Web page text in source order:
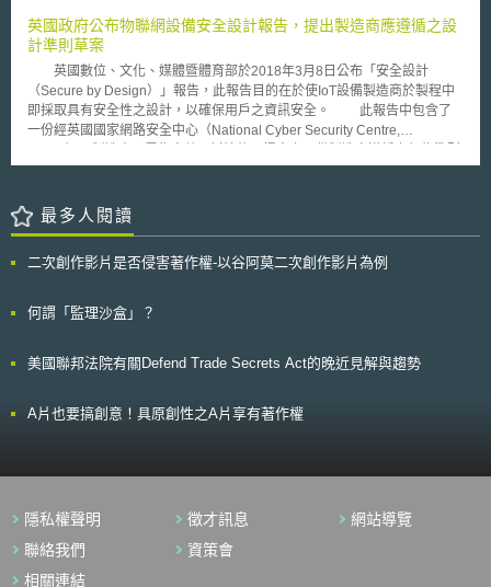
為五項領域，包括: 發展過程與結果、整合巨量資料與ICT解決模式、將基礎
轉為臨床研究、將研發鏈結市場、以及形成延續性的醫療照護體系。未來，
一部分的施行願景。
檢驗局（Food Safety and Inspection Service, FSIS）使用平台上其他單位
的資料，來追蹤肉品加工廠的狀況。 CDO Council於去（2020）年10
月成立了一個資料共享工作小組（Data Sharing Working Group），負責研
究聯邦政府各機關間資料共享的使用案例，希望透過這樣的努力，強化聯邦
政府的資料治理，產生高品質與即時性的資料，以此作為政府的決策依據。
者。相對於專利，以營業秘密保護AI創新可以使企業保有其技術優勢，因不
用公開技術內容，較符合AI產業對於保護AI創新的期待。然而，企業以營業
秘密保護AI創新有其限制，包含： 1.競爭者可能輕易透過還原工程了解該產
品的營業秘密內容，並搶先申請專利，反過來起訴企業侵害其專利，而面臨
訴訟風險； 2.面對競爭者提起的專利侵權訴訟，企業將因為沒有專利而無法
提起反訴，或透過交互授權（cross-licensing）來避免訴訟； 3.縱使企業得
主張「先使用權（prior user right）」，但其僅適用在競爭者於專利申請前
保護AI創新仍有其侷限，專利依舊是當前各企業對AI領域的保護策略中的關
鍵。 本文同步刊登於TIPS網站（https://www.tips.org.tw）
英國政府公布物聯網設備安全設計報告，提出製造商應遵循之設
計準則草案
英國數位、文化、媒體暨體育部於2018年3月8日公布「安全設計
（Secure by Design）」報告，此報告目的在於使IoT設備製造商於製程中
即採取具有安全性之設計，以確保用戶之資訊安全。 此報告中包含了
一份經英國國家網路安全中心（National Cyber Security Centre,
（Code of Practice）草案。 此行為準則中指出，除設備製造商之外，
相關人。 其中提出了13項行為準則：1. 不應設定預設密碼（default
password）；2. 應實施漏洞揭露政策；3. 持續更新軟體；4. 確保機密與具
的區域；7. 確保軟體的可信性；8. 確保個資受到妥善保障；9. 確保系統對
方式刪除個人資訊；12. 使設備可被容易的安裝與維護；13. 應驗證輸入之
最多人閱讀
二次創作影片是否侵害著作權-以谷阿莫二次創作影片為例
何謂「監理沙盒」？
美國聯邦法院有關Defend Trade Secrets Act的晚近見解與趨勢
A片也要搞創意！具原創性之A片享有著作權
隱私權聲明 徵才訊息
網站導覽
聯絡我們
資策會
相關連結